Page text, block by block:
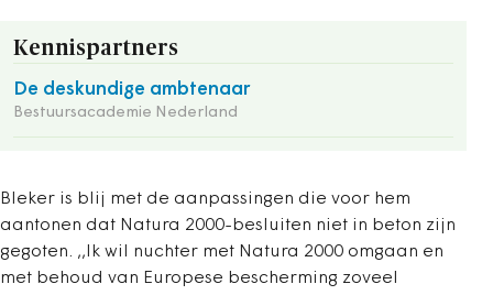
Kennispartners
De deskundige ambtenaar
Bestuursacademie Nederland
Bleker is blij met de aanpassingen die voor hem
aantonen dat Natura 2000-besluiten niet in beton zijn
gegoten. ,,Ik wil nuchter met Natura 2000 omgaan en
met behoud van Europese bescherming zoveel